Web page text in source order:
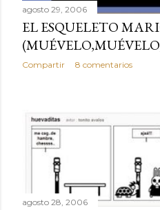
s
agosto 29, 2006
EL ESQUELETO
Compartir 8 comentarios
agosto 28, 2006